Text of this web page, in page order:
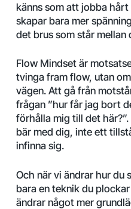
känns som att jobba
skapar bara mer
det brus som står
Flow Mindset är
tvinga fram flow, utan
vägen. Att gå från
frågan ”hur får jag bort
förhålla mig till det
bär med dig, inte ett
infinna sig.
Och när vi ändrar hur du
bara en teknik du
ändrar något mer